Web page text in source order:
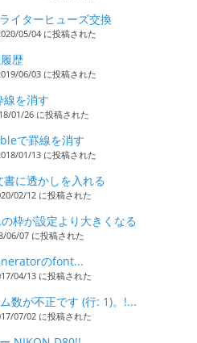
イターヒューズ交換
05/04 に投稿された
歴
06/03 に投稿された
線を消す
01/26 に投稿された
で罫線を消す
01/13 に投稿された
に透かしを入れる
02/12 に投稿された
枠が設定より大きくなる
06/07 に投稿された
のfont...
04/13 に投稿された
数が不正です (行: 1)。!...
07/02 に投稿された